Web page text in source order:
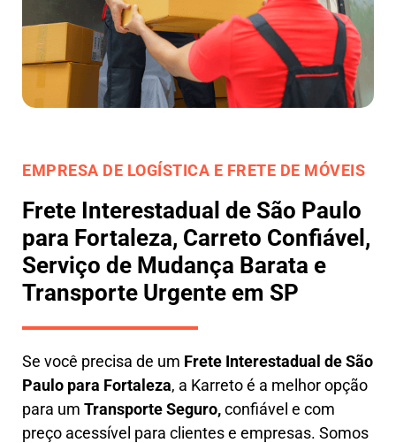
EMPRESA DE LOGÍSTICA E FRETE DE MÓVEIS
Frete Interestadual de São Paulo
para Fortaleza, Carreto Confiável,
Serviço de Mudança Barata e
Transporte Urgente em SP
Se você precisa de um Frete Interestadual de São
Paulo para Fortaleza, a Karreto é a melhor opção
para um Transporte Seguro,confiável e com
preço acessível para clientes e empresas. Somos